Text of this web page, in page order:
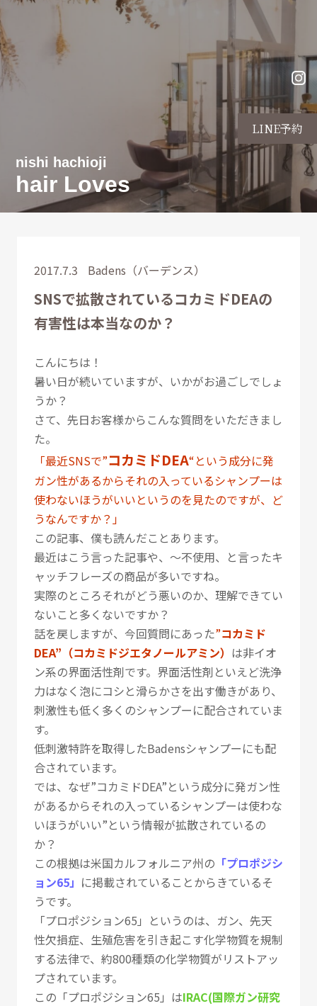
LINE予約
nishi hachioji
hair Loves
2017.7.3 Badens（バーデンス）
SNSで拡散されているコカミドDEAの
有害性は本当なのか？
こんにちは！
暑い日が続いていますが、いかがお過ごしでしょ
うか？
さて、先日お客様からこんな質問をいただきまし
た。
「最近SNSで”コカミドDEA“という成分に発
ガン性があるからそれの入っているシャンプーは
使わないほうがいいというのを見たのですが、ど
うなんですか？」
この記事、僕も読んだことあります。
最近はこう言った記事や、〜不使用、と言ったキ
ャッチフレーズの商品が多いですね。
実際のところそれがどう悪いのか、理解できてい
ないこと多くないですか？
話を戻しますが、今回質問にあった”コカミド
DEA”（コカミドジエタノールアミン） は非イオ
ン系の界面活性剤です。界面活性剤といえど洗浄
力はなく泡にコシと滑らかさを出す働きがあり、
刺激性も低く多くのシャンプーに配合されていま
す。
低刺激特許を取得したBadensシャンプーにも配
合されています。
では、なぜ”コカミドDEA”という成分に発ガン性
があるからそれの入っているシャンプーは使わな
いほうがいい”という情報が拡散されているの
か？
この根拠は米国カルフォルニア州の 「プロポジシ
ョン65」 に掲載されていることからきているそ
うです。
「プロポジション65」というのは、ガン、先天
性欠損症、生殖危害を引き起こす化学物質を規制
する法律で、約800種類の化学物質がリストアッ
プされています。
この「プロポジション65」はIRAC(国際ガン研究